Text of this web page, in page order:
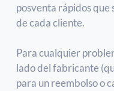
posventa rápidos que
de cada cliente.
Para cualquier
lado del fabricante
para un reembolso o